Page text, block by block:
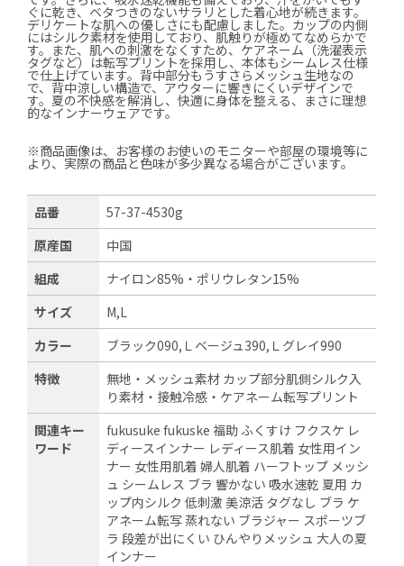
ぐに乾き、ベタつきのないサラリとした着心地が続きます。
デリケートな肌への優しさにも配慮しました。カップの内側
にはシルク素材を使用しており、肌触りが極めてなめらかで
す。また、肌への刺激をなくすため、ケアネーム（洗濯表示
タグなど）は転写プリントを採用し、本体もシームレス仕様
で仕上げています。背中部分もうすさらメッシュ生地なの
で、背中涼しい構造で、アウターに響きにくいデザインで
す。夏の不快感を解消し、快適に身体を整える、まさに理想
的なインナーウェアです。
※商品画像は、お客様のお使いのモニターや部屋の環境等に
より、実際の商品と色味が多少異なる場合がございます。
品番
57-37-4530g
原産国
中国
組成
ナイロン85%・ポリウレタン15%
サイズ
M,L
カラー
ブラック090,Ｌベージュ390,Ｌグレイ990
特徴
無地・メッシュ素材 カップ部分肌側シルク入
り素材・接触冷感・ケアネーム転写プリント
関連キー
ワード
fukusuke fukuske 福助 ふくすけ フクスケ レ
ディースインナー レディース肌着 女性用イン
ナー 女性用肌着 婦人肌着 ハーフトップ メッシ
ュ シームレス ブラ 響かない 吸水速乾 夏用 カ
ップ内シルク 低刺激 美涼活 タグなし ブラ ケ
アネーム転写 蒸れない ブラジャー スポーツブ
ラ 段差が出にくい ひんやりメッシュ 大人の夏
インナー